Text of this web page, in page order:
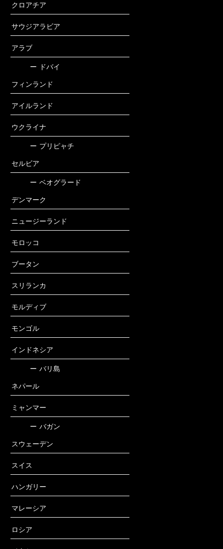
クロアチア
サウジアラビア
アラブ
ー ドバイ
フィンランド
アイルランド
ウクライナ
ー プリピャチ
セルビア
ー ベオグラード
デンマーク
ニュージーランド
モロッコ
ブータン
スリランカ
モルディブ
モンゴル
インドネシア
ー バリ島
ネパール
ミャンマー
ー バガン
スウェーデン
スイス
ハンガリー
マレーシア
ロシア